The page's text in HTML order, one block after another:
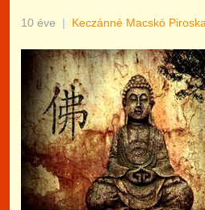
10 éve | Keczánné Macskó